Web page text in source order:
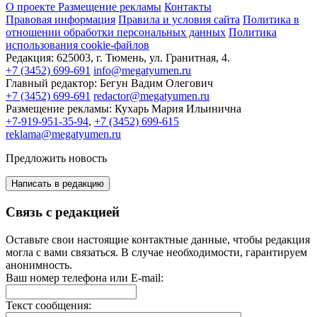
О проекте Размещение рекламы Контакты
Правовая информация Правила и условия сайта Политика в
отношении обработки персональных данных Политика
использования cookie-файлов
Редакция: 625003, г. Тюмень, ул. Гранитная, 4.
+7 (3452) 699-691 info@megatyumen.ru
Главный редактор: Бегун Вадим Олегович
+7 (3452) 699-691 redactor@megatyumen.ru
Размещение рекламы: Кухарь Мария Ильинична
+7-919-951-35-94, +7 (3452) 699-615
reklama@megatyumen.ru
Предложить новость
Написать в редакцию
Связь с редакцией
Оставьте свои настоящие контактные данные, чтобы редакция
могла с вами связаться. В случае необходимости, гарантируем
анонимность.
Ваш номер телефона или E-mail:
Текст сообщения: